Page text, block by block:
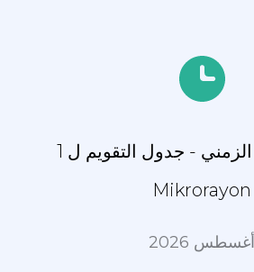
نماز الجدول الزمني - جدول التقويم ل 1
Mikrorayon
أغسطس 2026